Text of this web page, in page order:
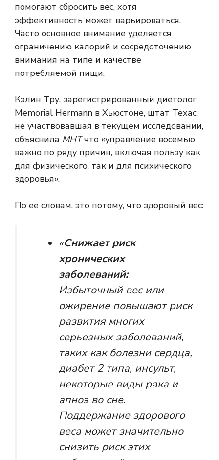
помогают сбросить вес, хотя
эффективность может варьироваться.
Часто основное внимание уделяется
ограничению калорий и сосредоточению
внимания на типе и качестве
потребляемой пищи.
Кэлин Тру, зарегистрированный диетолог
Memorial Hermann в Хьюстоне, штат Техас,
не участвовавшая в текущем исследовании,
объяснила МНТчто «управление восемью
важно по ряду причин, включая пользу как
для физического, так и для психического
здоровья».
По ее словам, это потому, что здоровый вес:
«Снижает риск
хронических
заболеваний:
Избыточный вес или
ожирение повышают риск
развития многих
серьезных заболеваний,
таких как болезни сердца,
диабет 2 типа, инсульт,
некоторые виды рака и
апноэ во сне.
Поддержание здорового
веса может значительно
снизить риск этих